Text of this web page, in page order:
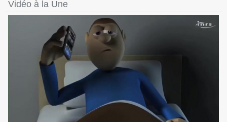
Vidéo à la Une